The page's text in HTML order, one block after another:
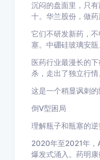
沉闷的盘面里，只
十。华兰股份，做
它们不研发新药，
塞。中硼硅玻璃安
医药行业最漫长的
杀，走出了独立行情
这是一个稍显讽刺
倒V型困局
理解瓶子和瓶塞的逆
2020年至2021年，
爆发式涌入。药明